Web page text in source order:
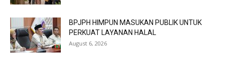
BPJPH HIMPUN MASUKAN PUBLIK UNTUK
PERKUAT LAYANAN HALAL
August 6, 2026